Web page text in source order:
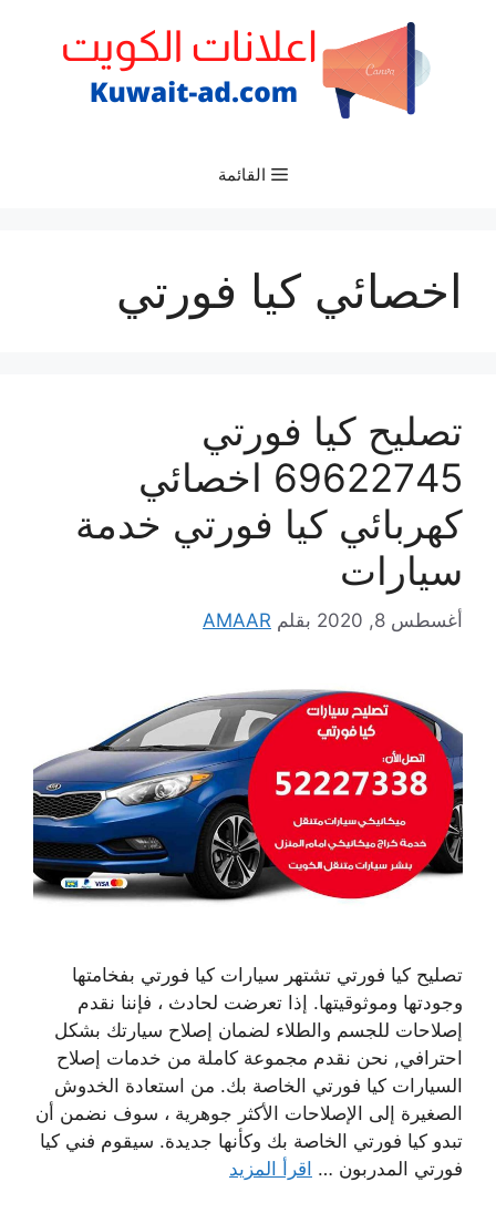
القائمة
اخصائي كيا فورتي
تصليح كيا فورتي
69622745 اخصائي
كهربائي كيا فورتي خدمة
سيارات
أغسطس 8, 2020 بقلم AMAAR
تصليح كيا فورتي تشتهر سيارات كيا فورتي بفخامتها
وجودتها وموثوقيتها. إذا تعرضت لحادث ، فإننا نقدم
إصلاحات للجسم والطلاء لضمان إصلاح سيارتك بشكل
احترافي, نحن نقدم مجموعة كاملة من خدمات إصلاح
السيارات كيا فورتي الخاصة بك. من استعادة الخدوش
الصغيرة إلى الإصلاحات الأكثر جوهرية ، سوف نضمن أن
تبدو كيا فورتي الخاصة بك وكأنها جديدة. سيقوم فني كيا
فورتي المدربون … اقرأ المزيد